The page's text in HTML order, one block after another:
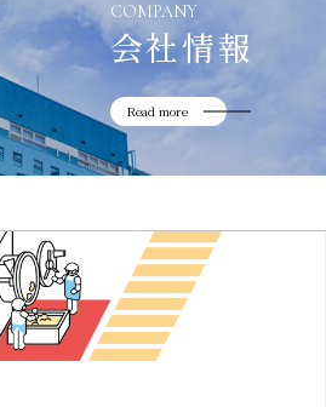
COMPANY
会社情報
Read more